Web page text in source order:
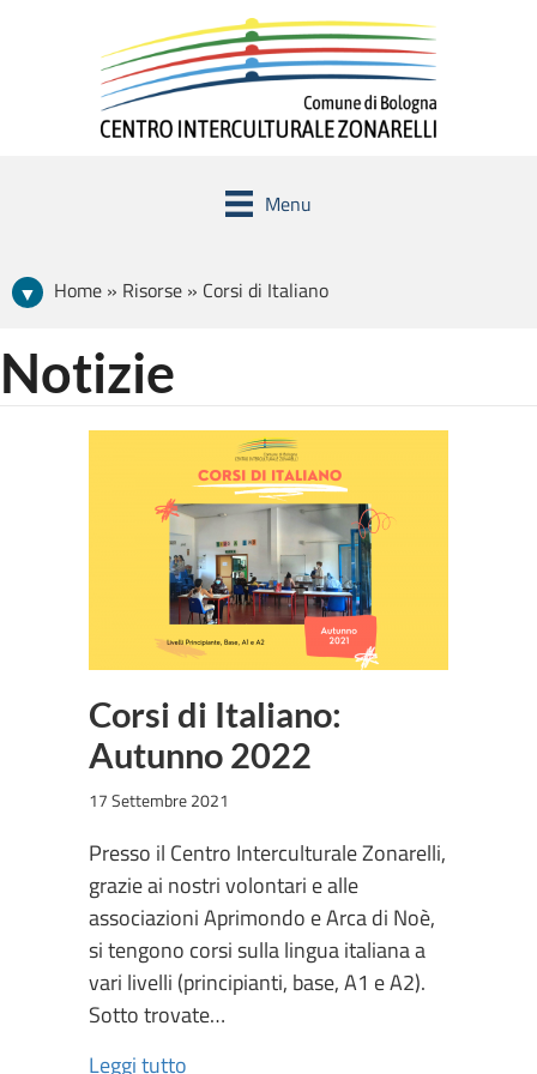
Menu
Home » Risorse » Corsi di Italiano
Notizie
Corsi di Italiano:
Autunno 2022
17 Settembre 2021
Presso il Centro Interculturale Zonarelli,
grazie ai nostri volontari e alle
associazioni Aprimondo e Arca di Noè,
si tengono corsi sulla lingua italiana a
vari livelli (principianti, base, A1 e A2).
Sotto trovate…
Leggi tutto